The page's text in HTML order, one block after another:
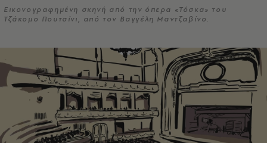
Εικονογραφημένη σκηνή από την όπερα «Τόσκα» του
Τζάκομο Πουτσίνι, από τον Βαγγέλη Μαντζαβίνο.